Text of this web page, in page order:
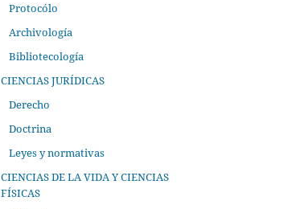
Protocólo
Archivología
Bibliotecología
CIENCIAS JURÍDICAS
Derecho
Doctrina
Leyes y normativas
CIENCIAS DE LA VIDA Y CIENCIAS
FÍSICAS